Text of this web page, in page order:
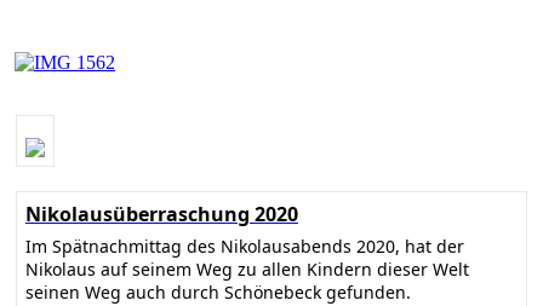
Nikolausüberraschung 2020
Im Spätnachmittag des Nikolausabends 2020, hat der
Nikolaus auf seinem Weg zu allen Kindern dieser Welt
seinen Weg auch durch Schönebeck gefunden.